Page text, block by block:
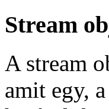
Stream
A stream
amit egy, a